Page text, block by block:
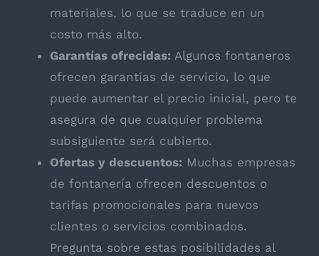
materiales, lo que se traduce en un
costo más alto.
Garantías ofrecidas: Algunos fontaneros
ofrecen garantías de servicio, lo que
puede aumentar el precio inicial, pero te
asegura de que cualquier problema
subsiguiente será cubierto.
Ofertas y descuentos: Muchas empresas
de fontanería ofrecen descuentos o
tarifas promocionales para nuevos
clientes o servicios combinados.
Pregunta sobre estas posibilidades al